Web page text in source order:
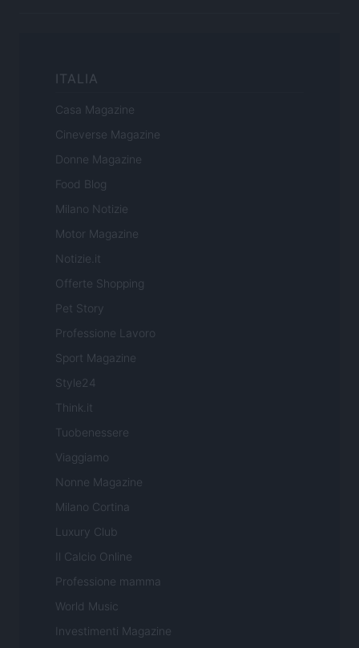
ITALIA
Casa Magazine
Cineverse Magazine
Donne Magazine
Food Blog
Milano Notizie
Motor Magazine
Notizie.it
Offerte Shopping
Pet Story
Professione Lavoro
Sport Magazine
Style24
Think.it
Tuobenessere
Viaggiamo
Nonne Magazine
Milano Cortina
Luxury Club
Il Calcio Online
Professione mamma
World Music
Investimenti Magazine